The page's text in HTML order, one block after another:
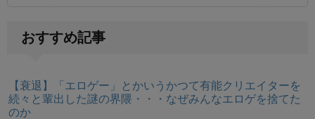
おすすめ記事
【衰退】「エロゲー」とかいうかつて有能クリエイターを
続々と輩出した謎の界隈・・・なぜみんなエロゲを捨てた
のか